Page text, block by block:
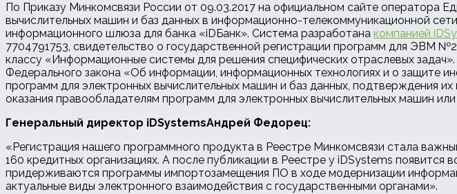
По Приказу Минкомсвязи России от 09.03.2017 на официальном сайте оператора
вычислительных машин и баз данных в информационно-телекоммуникационной
информационного шлюза для банка «iDБанк». Система разработана компанией
7704791753, свидетельство о государственной регистрации программ для ЭВМ
классу «Информационные системы для решения специфических отраслевых
Федерального закона «Об информации, информационных технологиях и о защите
программ для электронных вычислительных машин и баз данных, подтверждения
оказания правообладателям программ для электронных вычислительных машин
Генеральный директор iDSystemsАндрей Федорец:
«Регистрация нашего программного продукта в Реестре Минкомсвязи стала
160 кредитных организациях. А после публикации в Реестре у iDSystems
придерживаются программы импортозамещения ПО в ходе модернизации
актуальные виды электронного взаимодействия с государственными органами».